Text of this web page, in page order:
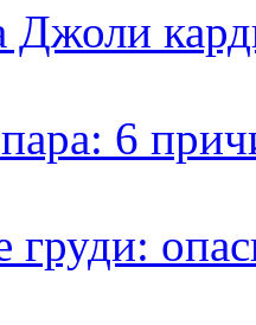
6
груди: